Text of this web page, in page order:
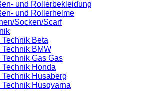
und Rollerbekleidung
und Rollerhelme
Socken/Scarf
Technik Beta
Technik BMW
Technik Gas Gas
Technik Honda
Technik Husaberg
Technik Husqvarna